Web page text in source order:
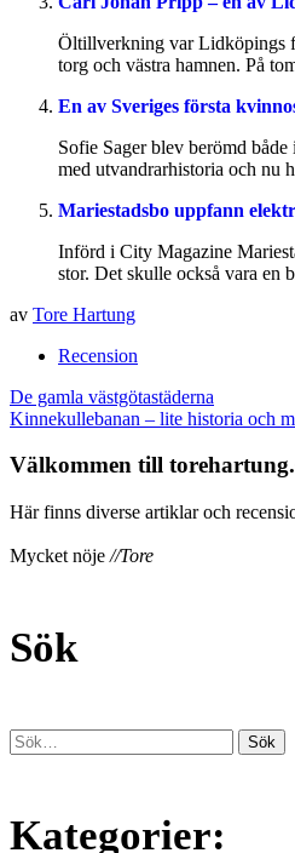
Öltillverkning var Lidköpings
torg och västra hamnen. På
En av Sveriges första
Sofie Sager blev berömd
med utvandrarhistoria och nu
Mariestadsbo uppfann
Införd i City Magazine
stor. Det skulle också vara en
av Tore Hartung
Recension
Inläggsnavigering
De gamla västgötastäderna
Kinnekullebanan – lite historia och
Välkommen till
Här finns diverse artiklar och
Mycket nöje //Tore
Sök
Kategorier: